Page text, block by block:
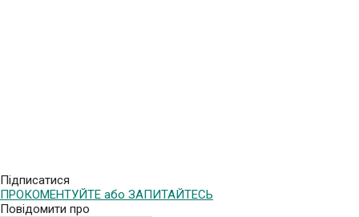
Підписатися
ПРОКОМЕНТУЙТЕ або ЗАПИТАЙТЕСЬ
Повідомити про